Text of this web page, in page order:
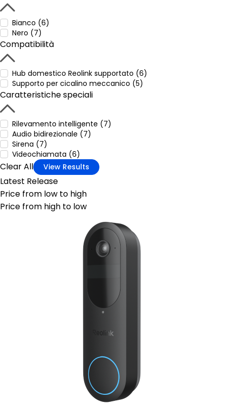
Bianco (6)
Nero (7)
Compatibilità
Hub domestico Reolink supportato (6)
Supporto per cicalino meccanico (5)
Caratteristiche speciali
Rilevamento intelligente (7)
Audio bidirezionale (7)
Sirena (7)
Videochiamata (6)
Clear All View Results
Latest Release
Price from low to high
Price from high to low